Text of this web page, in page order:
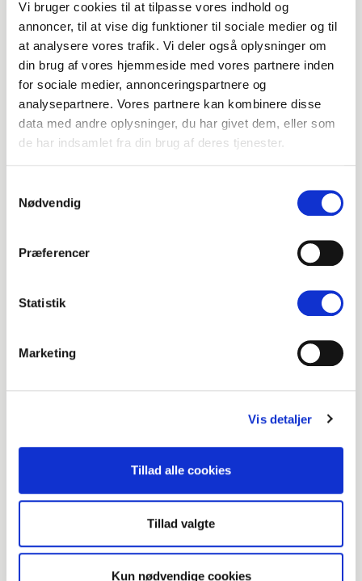
Vi bruger cookies til at tilpasse vores indhold og
annoncer, til at vise dig funktioner til sociale medier og til
at analysere vores trafik. Vi deler også oplysninger om
din brug af vores hjemmeside med vores partnere inden
for sociale medier, annonceringspartnere og
analysepartnere. Vores partnere kan kombinere disse
data med andre oplysninger, du har givet dem, eller som
de har indsamlet fra din brug af deres tjenester.
Nødvendig
Præferencer
Statistik
Marketing
Vis detaljer
Tillad alle cookies
Tillad valgte
Kun nødvendige cookies
Dødsannoncer
Pjecer mm.
Ofte stillede spørgsmål